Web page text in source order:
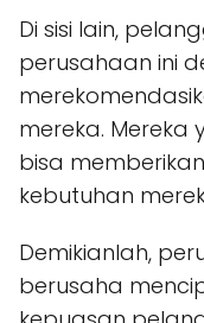
Di sisi lain,
perusahaan ini
mereka. Mereka
bisa
kebutuhan
Demikianlah,
berusaha